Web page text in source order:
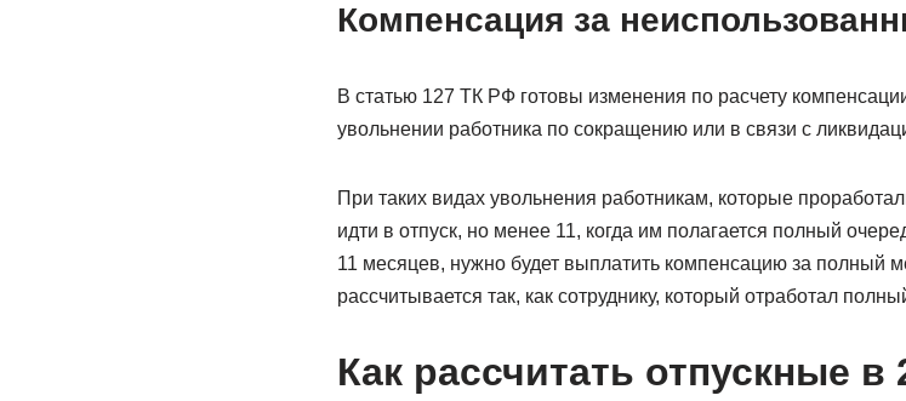
Компенсация за
В статью 127 ТК РФ готовы изменения по расчету
увольнении работника по сокращению или в связи с
При таких видах увольнения работникам, которые
идти в отпуск, но менее 11, когда им полагается полный
11 месяцев, нужно будет выплатить компенсацию за полный
рассчитывается так, как сотруднику, который отработал
Как рассчитать отпускные в